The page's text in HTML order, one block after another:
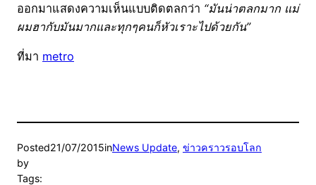
ออกมาแสดงความเห็นแบบติดตลกว่า “มันน่าตลกมาก แม่
ผมฮากับมันมากและทุกๆคนก็หัวเราะไปด้วยกัน”
ที่มา metro
Posted21/07/2015inNews Update, ข่าวคราวรอบโลก
by
Tags: